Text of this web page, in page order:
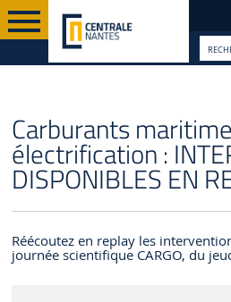
Carburants
électrification :
DISPONIBLES EN
Réécoutez en replay les
journée scientifique CARGO, du